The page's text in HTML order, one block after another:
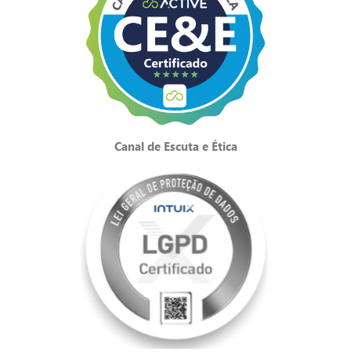
Canal de Escuta e Ética